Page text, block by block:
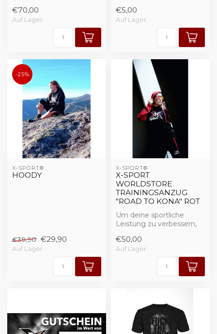
in Premium-Qualität...
€70,00
Auf Lager
Disziplin und mentale
Stär...
€5,00
Auf Lager
-25%
X-SPORT®
HOODY
€39,90 €29,90
Auf Lager
X-SPORT®
X-SPORT
WORLDSTORE
TRAININGSANZUG
"ROAD TO KONA" ROT
Um deine sportliche
Leistung zu verbessern,
mit einem ...
€50,00
Auf Lager